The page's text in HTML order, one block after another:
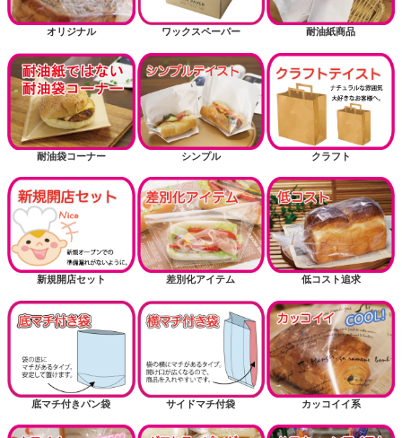
オリジナル ワックスペーパー 耐油紙商品
耐油袋コーナー シンプル クラフト
新規開店セット 差別化アイテム 低コスト追求
底マチ付きパン袋 サイドマチ付袋 カッコイイ系